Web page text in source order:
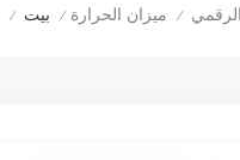
/ بيت / ميزان الحرارة /